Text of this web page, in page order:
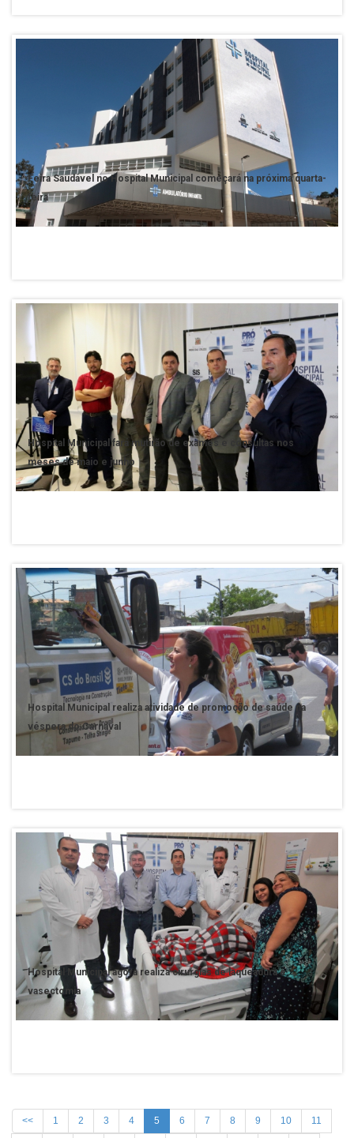
Feira Saudável no Hospital Municipal começará na próxima quarta-
feira
Hospital Municipal fará mutirão de exames e consultas nos
meses de maio e junho
Hospital Municipal realiza atividade de promoção de saúde na
véspera do Carnaval
Hospital Municipal agora realiza cirurgias de laqueadura e
vasectomia
<< 1 2 3 4 5 6 7 8 9 10 11